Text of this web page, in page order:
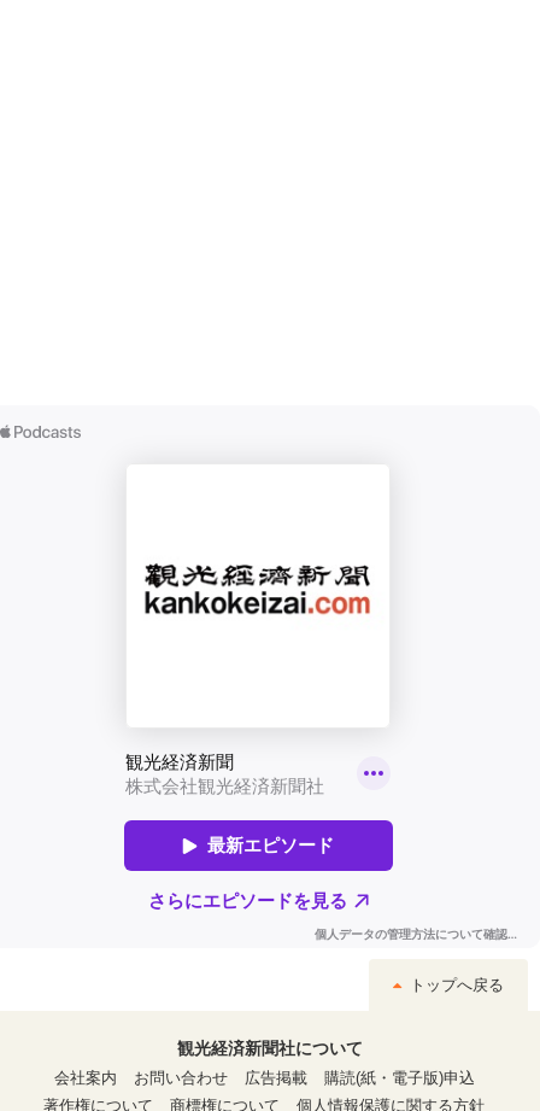
トップへ戻る
観光経済新聞社について
会社案内
お問い合わせ 広告掲載
購読(紙・電子版)申込
著作権について
商標権について 個人情報保護に関する方針